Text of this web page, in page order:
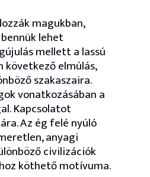
magukban,
lehet
mellett a lassú
elmúlás,
szakaszaira.
vonatkozásában a
Kapcsolatot
Az ég felé nyúló
anyagi
civilizációk
köthető motívuma.